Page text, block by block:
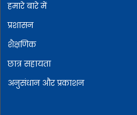
हमारे बारे में
प्रशासन
शैक्षणिक
छात्र सहायता
अनुसंधान और प्रकाशन